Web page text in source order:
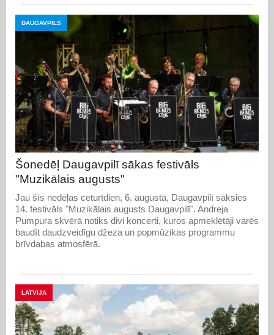
DAUGAVPILS
Šonedēļ Daugavpilī sākas festivāls
"Muzikālais augusts"
Jau šīs nedēļas ceturtdien, 6. augustā, Daugavpilī sāksies
14. festivāls "Muzikālais augusts Daugavpilī". Andreja
Pumpura skvērā notiks divi koncerti, kuros apmeklētāji varēs
baudīt daudzveidīgu džeza un popmūzikas programmu
brīvdabas atmosfērā.
LATVIJA